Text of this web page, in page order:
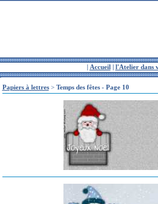
Accueil l'Atelier dans
Papiers à lettres> Temps des fêtes - Page 10